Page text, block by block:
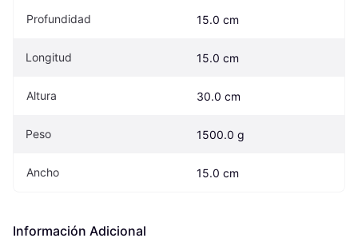
Profundidad 15.0 cm
Longitud 15.0 cm
Altura 30.0 cm
Peso 1500.0 g
Ancho 15.0 cm
Información Adicional